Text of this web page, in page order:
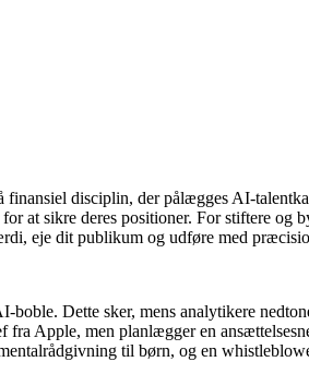
disciplin, der pålægges AI-
at sikre deres positioner. For stiftere og
eje dit publikum og udføre med
Dette sker, mens analytikere
Apple, men planlægger en
til børn, og en